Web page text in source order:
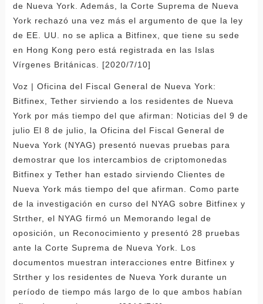
de Nueva York. Además, la Corte Suprema de Nueva
York rechazó una vez más el argumento de que la ley
de EE. UU. no se aplica a Bitfinex, que tiene su sede
en Hong Kong pero está registrada en las Islas
Vírgenes Británicas. [2020/7/10]
Voz | Oficina del Fiscal General de Nueva York:
Bitfinex, Tether sirviendo a los residentes de Nueva
York por más tiempo del que afirman: Noticias del 9 de
julio El 8 de julio, la Oficina del Fiscal General de
Nueva York (NYAG) presentó nuevas pruebas para
demostrar que los intercambios de criptomonedas
Bitfinex y Tether han estado sirviendo Clientes de
Nueva York más tiempo del que afirman. Como parte
de la investigación en curso del NYAG sobre Bitfinex y
Strther, el NYAG firmó un Memorando legal de
oposición, un Reconocimiento y presentó 28 pruebas
ante la Corte Suprema de Nueva York. Los
documentos muestran interacciones entre Bitfinex y
Strther y los residentes de Nueva York durante un
período de tiempo más largo de lo que ambos habían